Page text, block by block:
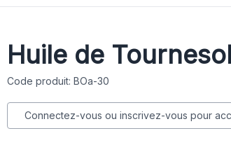
Huile de
Code produit: BOa-30
Connectez-vous ou inscrivez-vous pour